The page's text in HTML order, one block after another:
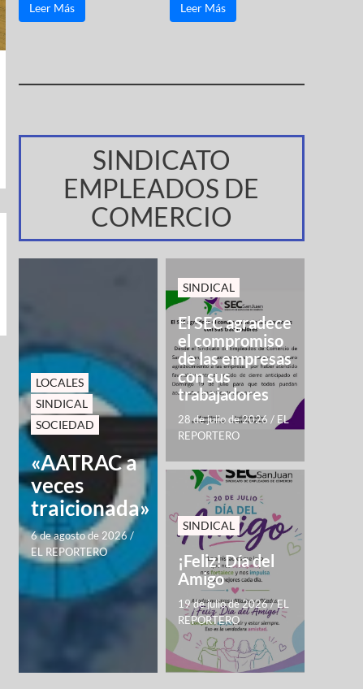
Leer Más Leer Más
SINDICATO
EMPLEADOS DE
COMERCIO
LOCALES
SINDICAL
SOCIEDAD
«AATRAC a
veces
traicionada»
6 de agosto de 2026/
EL REPORTERO
SINDICAL
El SEC agradece
el compromiso
de las empresas
con sus
trabajadores
28 de julio de 2026 / EL
REPORTERO
SINDICAL
¡Feliz! Día del
Amigo
19 de julio de 2026/EL
REPORTERO